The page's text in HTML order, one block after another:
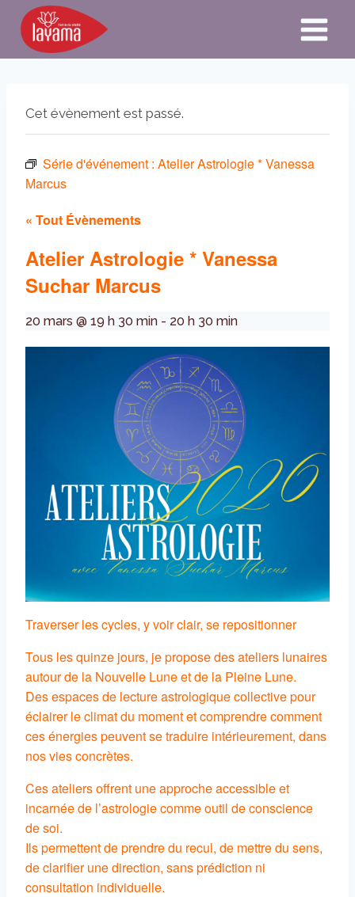
Aller
contenu
Cet évènement est passé.
Série d'événement : Atelier Astrologie * Vanessa
Marcus
« Tout Évènements
Atelier Astrologie * Vanessa
Suchar Marcus
20 mars @ 19 h 30 min - 20 h 30 min
Traverser les cycles, y voir clair, se repositionner
Tous les quinze jours, je propose des ateliers lunaires
autour de la Nouvelle Lune et de la Pleine Lune.
Des espaces de lecture astrologique collective pour
éclairer le climat du moment et comprendre comment
ces énergies peuvent se traduire intérieurement, dans
nos vies concrètes.
Ces ateliers offrent une approche accessible et
incarnée de l’astrologie comme outil de conscience
de soi.
Ils permettent de prendre du recul, de mettre du sens,
de clarifier une direction, sans prédiction ni
consultation individuelle.